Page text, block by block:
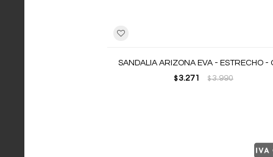
SANDALIA ARIZONA EVA - ESTRECHO -
$3.271 $3.990